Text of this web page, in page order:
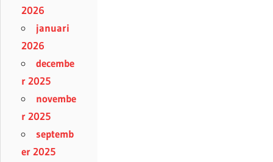
2026
januari
2026
decembe
r 2025
novembe
r 2025
septemb
er 2025